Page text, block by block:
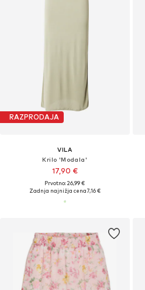
RAZPRODAJA
VILA
Krilo 'Modala'
17,90 €
Prvotno: 26,99 €
Zadnja najnižja cena7,16 €